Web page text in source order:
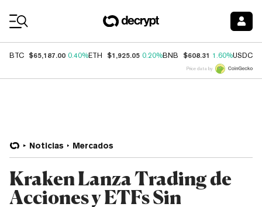
BTC $65,187.00 0.40%ETH $1,925.05 0.20%BNB $608.31 1.60%USDC
Price data by
Noticias Mercados
Kraken Lanza Trading de
Acciones y ETFs Sin